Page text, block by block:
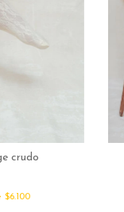
crudo
$6.100